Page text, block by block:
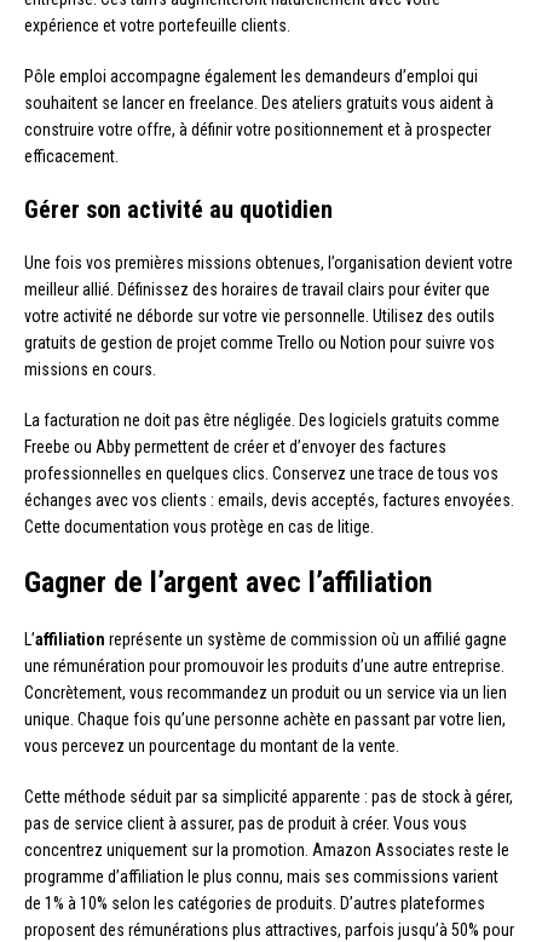
expérience et votre portefeuille clients.
Pôle emploi accompagne également les demandeurs d’emploi qui
souhaitent se lancer en freelance. Des ateliers gratuits vous aident à
construire votre offre, à définir votre positionnement et à prospecter
efficacement.
Gérer son activité au quotidien
Une fois vos premières missions obtenues, l’organisation devient votre
meilleur allié. Définissez des horaires de travail clairs pour éviter que
votre activité ne déborde sur votre vie personnelle. Utilisez des outils
gratuits de gestion de projet comme Trello ou Notion pour suivre vos
missions en cours.
La facturation ne doit pas être négligée. Des logiciels gratuits comme
Freebe ou Abby permettent de créer et d’envoyer des factures
professionnelles en quelques clics. Conservez une trace de tous vos
échanges avec vos clients : emails, devis acceptés, factures envoyées.
Cette documentation vous protège en cas de litige.
Gagner de l’argent avec l’affiliation
L’affiliation représente un système de commission où un affilié gagne
une rémunération pour promouvoir les produits d’une autre entreprise.
Concrètement, vous recommandez un produit ou un service via un lien
unique. Chaque fois qu’une personne achète en passant par votre lien,
vous percevez un pourcentage du montant de la vente.
Cette méthode séduit par sa simplicité apparente : pas de stock à gérer,
pas de service client à assurer, pas de produit à créer. Vous vous
concentrez uniquement sur la promotion. Amazon Associates reste le
programme d’affiliation le plus connu, mais ses commissions varient
de 1% à 10% selon les catégories de produits. D’autres plateformes
proposent des rémunérations plus attractives, parfois jusqu’à 50% pour